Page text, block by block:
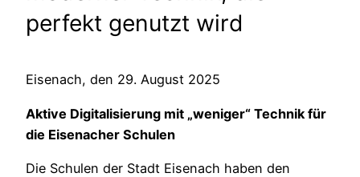
perfekt genutzt wird
Eisenach, den 29. August 2025
Aktive Digitalisierung mit „weniger“ Technik für
die Eisenacher Schulen
Die Schulen der Stadt Eisenach haben den